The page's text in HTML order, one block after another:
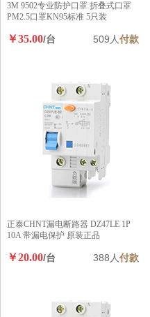
3M 9502专业防护口罩 折叠式口罩
PM2.5口罩KN95标准 5只装
￥35.00/台 509人付款
正泰CHNT漏电断路器 DZ47LE 1P
10A 带漏电保护 原装正品
￥20.00/台 388人付款